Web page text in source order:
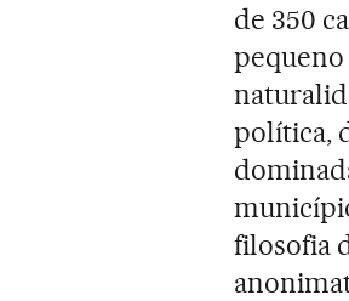
de 350
política,
filosofia